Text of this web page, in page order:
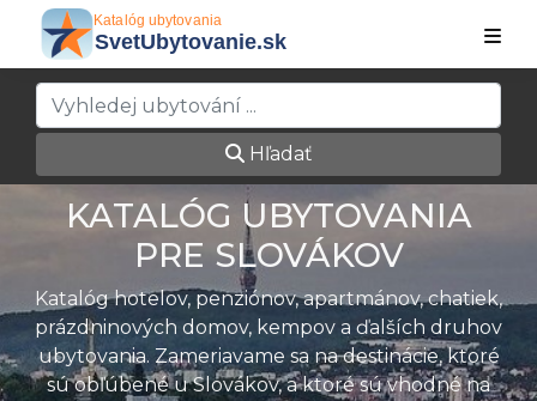
Hľadať
KATALÓG UBYTOVANIA
PRE SLOVÁKOV
Katalóg hotelov, penziónov, apartmánov, chatiek,
prázdninových domov, kempov a ďalších druhov
ubytovania. Zameriavame sa na destinácie, ktoré
sú obľúbené u Slovákov, a ktoré sú vhodné na